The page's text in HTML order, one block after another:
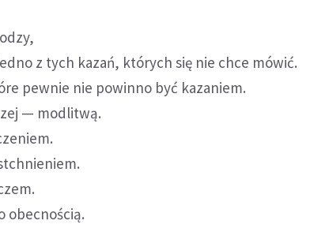
z tych kazań, których się nie chce mówić.
pewnie nie powinno być kazaniem.
— modlitwą.
obecnością.